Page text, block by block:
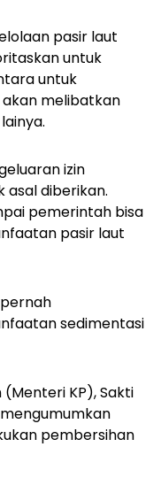
pasir laut
untuk
untuk
melibatkan
izin
asal diberikan.
pemerintah bisa
pasir laut
sedimentasi
KP), Sakti
pembersihan